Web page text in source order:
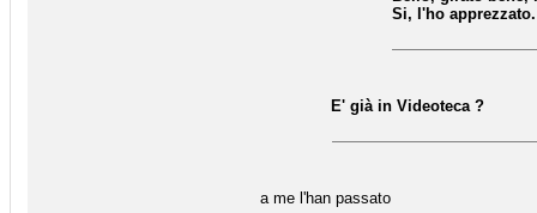
Si, l'ho apprezzato.
E' già in Videoteca ?
a me l'han passato